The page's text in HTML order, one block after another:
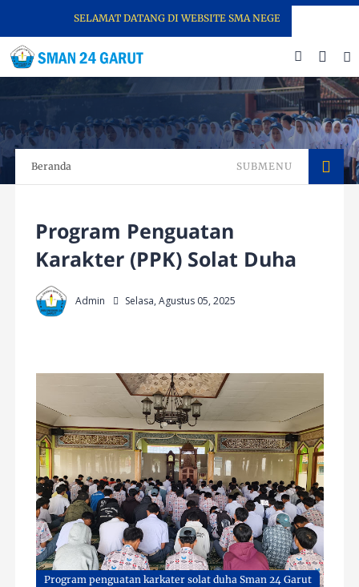
SELAMAT DATANG DI WEBSITE SMA NEGERI 24 GARUT
Beranda SUBMENU
Program Penguatan
Karakter (PPK) Solat Duha
Admin Selasa, Agustus 05, 2025
Program penguatan karkater solat duha Sman 24 Garut